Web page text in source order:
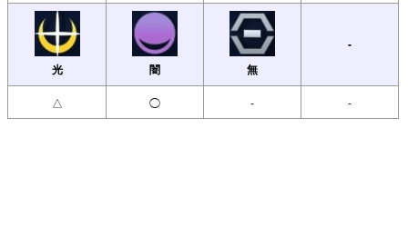
光 闇 無
-
△ ◯ - -